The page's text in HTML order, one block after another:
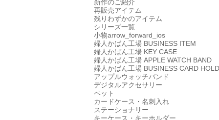
新作のご紹介
再販売アイテム
残りわずかのアイテム
シリーズ一覧
小物arrow_forward_ios
婦人かばん工場 BUSINESS ITEM
婦人かばん工場 KEY CASE
婦人かばん工場 APPLE WATCH BAND
婦人かばん工場 BUSINESS CARD
アップルウォッチバンド
デジタルアクセサリー
ペット
カードケース・名刺入れ
ステーショナリー
キーケース・キーホルダー